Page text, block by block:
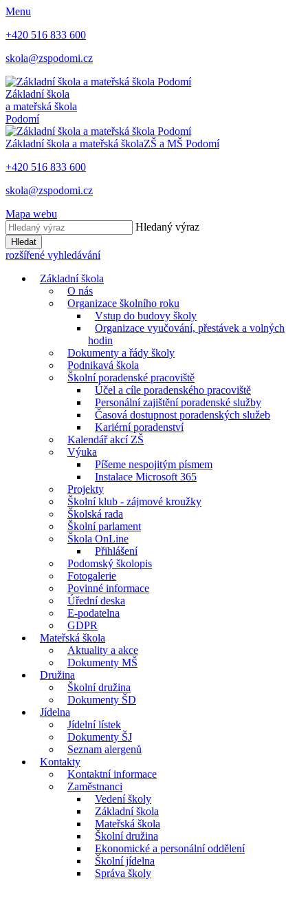
Menu
+420 516 833 600
skola@zspodomi.cz
Základní škola
a mateřská škola
Podomí
Základní škola a mateřská školaZŠ a MŠ Podomí
+420 516 833 600
skola@zspodomi.cz
Mapa webu
Hledaný výraz
Hledat
rozšířené vyhledávání
Základní škola
O nás
Organizace školního roku
Vstup do budovy školy
Organizace vyučování, přestávek a volných
hodin
Dokumenty a řády školy
Podnikavá škola
Školní poradenské pracoviště
Účel a cíle poradenského pracoviště
Personální zajištění poradenské služby
Časová dostupnost poradenských služeb
Kariérní poradenství
Kalendář akcí ZŠ
Výuka
Píšeme nespojitým písmem
Instalace Microsoft 365
Projekty
Školní klub - zájmové kroužky
Školská rada
Školní parlament
Škola OnLine
Přihlášení
Podomský školopis
Fotogalerie
Povinné informace
Úřední deska
E-podatelna
GDPR
Mateřská škola
Aktuality a akce
Dokumenty MŠ
Družina
Školní družina
Dokumenty ŠD
Jídelna
Jídelní lístek
Dokumenty ŠJ
Seznam alergenů
Kontakty
Kontaktní informace
Zaměstnanci
Vedení školy
Základní škola
Mateřská škola
Školní družina
Ekonomické a personální oddělení
Školní jídelna
Správa školy